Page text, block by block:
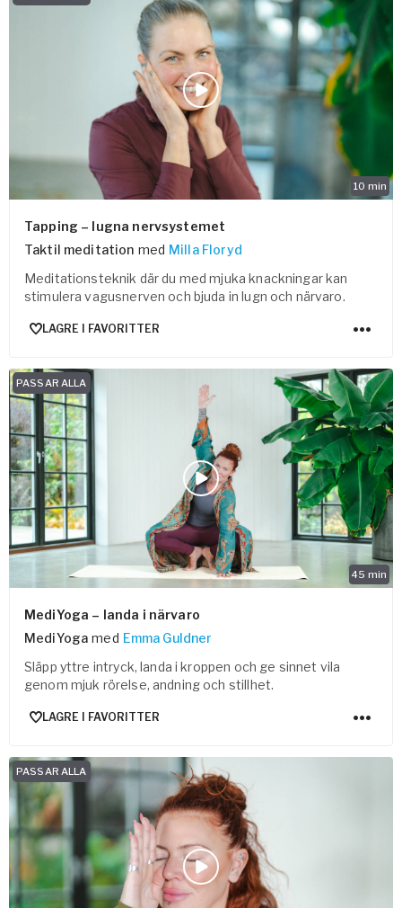
10 min
Tapping – lugna nervsystemet
Taktil meditation med Milla Floryd
Meditationsteknik där du med mjuka knackningar kan
stimulera vagusnerven och bjuda in lugn och närvaro.
LAGRE I FAVORITTER
45 min
PASSAR ALLA
MediYoga – landa i närvaro
MediYoga med Emma Guldner
Släpp yttre intryck, landa i kroppen och ge sinnet vila
genom mjuk rörelse, andning och stillhet.
LAGRE I FAVORITTER
PASSAR ALLA